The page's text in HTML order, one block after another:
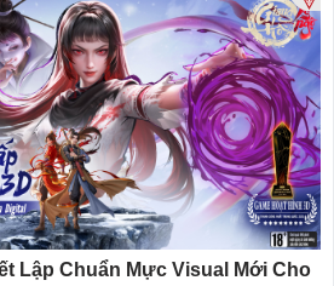
Lập Chuẩn Mực Visual Mới Cho